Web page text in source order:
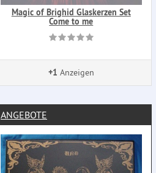
Magic of Brighid Glaskerzen Set
Come to me
+1 Anzeigen
ANGEBOTE